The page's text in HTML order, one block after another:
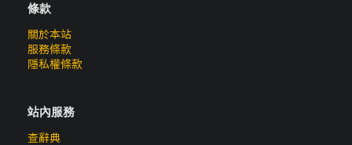
條款
關於本站
服務條款
隱私權條款
站內服務
查辭典